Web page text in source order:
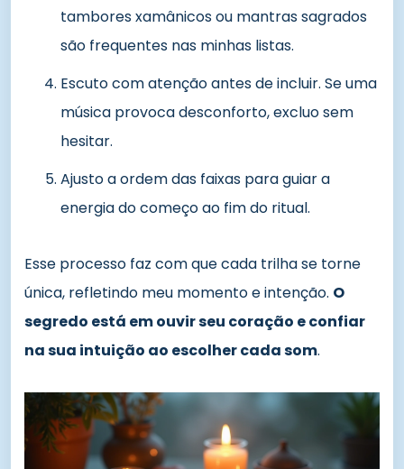
tambores xamânicos ou mantras sagrados
são frequentes nas minhas listas.
Escuto com atenção antes de incluir. Se uma
música provoca desconforto, excluo sem
hesitar.
Ajusto a ordem das faixas para guiar a
energia do começo ao fim do ritual.
Esse processo faz com que cada trilha se torne
única, refletindo meu momento e intenção. O
segredo está em ouvir seu coração e confiar
na sua intuição ao escolher cada som.